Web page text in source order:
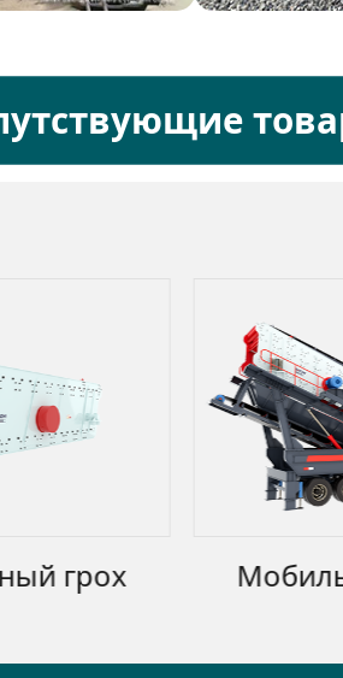
Мобильная